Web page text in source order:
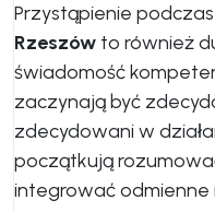
Przystąpienie podczas
Rzeszów to również
świadomość
zaczynają być
zdecydowani w
początkują
integrować